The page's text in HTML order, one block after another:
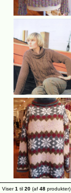
Viser1 til 20 (af 48 produkter)